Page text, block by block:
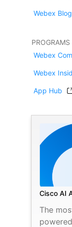
Webex Blog
PROGRAMS
Webex
Webex
App Hub
Cisco AI
The